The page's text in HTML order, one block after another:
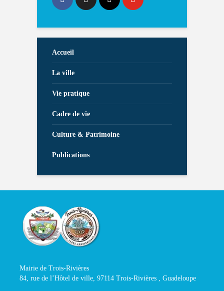
Accueil
La ville
Vie pratique
Cadre de vie
Culture & Patrimoine
Publications
Mairie de Trois-Rivières
84, rue de l’Hôtel de ville, 97114 Trois-Rivières , Guadeloupe